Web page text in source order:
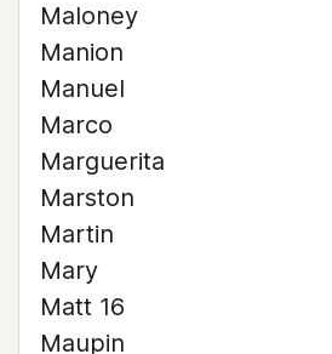
Maloney
Manion
Manuel
Marco
Marguerita
Marston
Martin
Mary
Matt 16
Maupin